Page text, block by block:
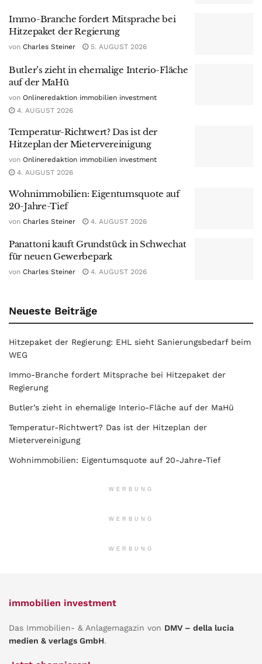
Immo-Branche fordert Mitsprache bei
Hitzepaket der Regierung
von Charles Steiner 5. AUGUST 2026
Butler’s zieht in ehemalige Interio-Fläche
auf der MaHü
von Onlineredaktion immobilien investment
4. AUGUST 2026
Temperatur-Richtwert? Das ist der
Hitzeplan der Mietervereinigung
von Onlineredaktion immobilien investment
4. AUGUST 2026
Wohnimmobilien: Eigentumsquote auf
20-Jahre-Tief
von Charles Steiner 4. AUGUST 2026
Panattoni kauft Grundstück in Schwechat
für neuen Gewerbepark
von Charles Steiner 4. AUGUST 2026
Neueste Beiträge
Hitzepaket der Regierung: EHL sieht Sanierungsbedarf beim
WEG
Immo-Branche fordert Mitsprache bei Hitzepaket der
Regierung
Butler’s zieht in ehemalige Interio-Fläche auf der MaHü
Temperatur-Richtwert? Das ist der Hitzeplan der
Mietervereinigung
Wohnimmobilien: Eigentumsquote auf 20-Jahre-Tief
WERBUNG
WERBUNG
WERBUNG
immobilien investment
Das Immobilien- & Anlagemagazin von DMV – della lucia
medien & verlags GmbH.